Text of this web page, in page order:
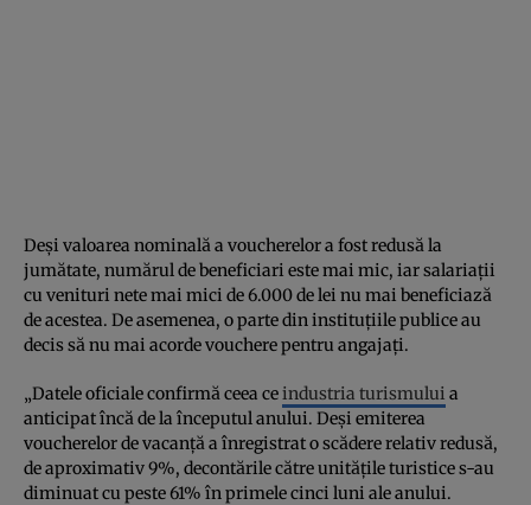
Deși valoarea nominală a voucherelor a fost redusă la
jumătate, numărul de beneficiari este mai mic, iar salariații
cu venituri nete mai mici de 6.000 de lei nu mai beneficiază
de acestea. De asemenea, o parte din instituțiile publice au
decis să nu mai acorde vouchere pentru angajați.
„Datele oficiale confirmă ceea ceindustria turismului a
anticipat încă de la începutul anului. Deși emiterea
voucherelor de vacanță a înregistrat o scădere relativ redusă,
de aproximativ 9%, decontările către unitățile turistice s-au
diminuat cu peste 61% în primele cinci luni ale anului.